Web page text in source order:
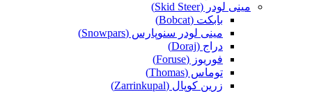
مینی لودر (Skid Steer)
بابکت (Bobcat)
مینی لودر سنوپارس (Snowpars)
دراج (Doraj)
فوریوز (Foruse)
توماس (Thomas)
زرین کوپال (Zarrinkupal)